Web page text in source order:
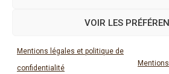
VOIR LES
Mentions légales et politique de
confidentialité© 2026 Chez Louise - par